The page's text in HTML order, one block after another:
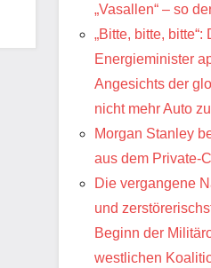
„Vasallen“ – so
„Bitte, bitte, bitte“:
Energieminister
Angesichts der
nicht mehr Auto
Morgan Stanley
aus dem Private-
Die vergangene
und
Beginn der
westlichen